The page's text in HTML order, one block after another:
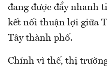
đang được đẩy nhanh
kết nối thuận lợi giữa
Tây thành phố.
Chính vì thế, thị